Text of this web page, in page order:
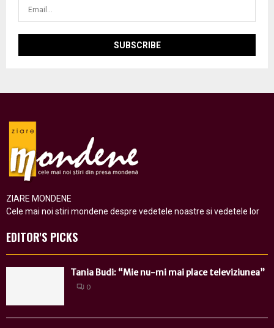
ZIARE MONDENE
Cele mai noi stiri mondene despre vedetele noastre si vedetele lor
EDITOR'S PICKS
Tania Budi: “Mie nu-mi mai place televiziunea”
0